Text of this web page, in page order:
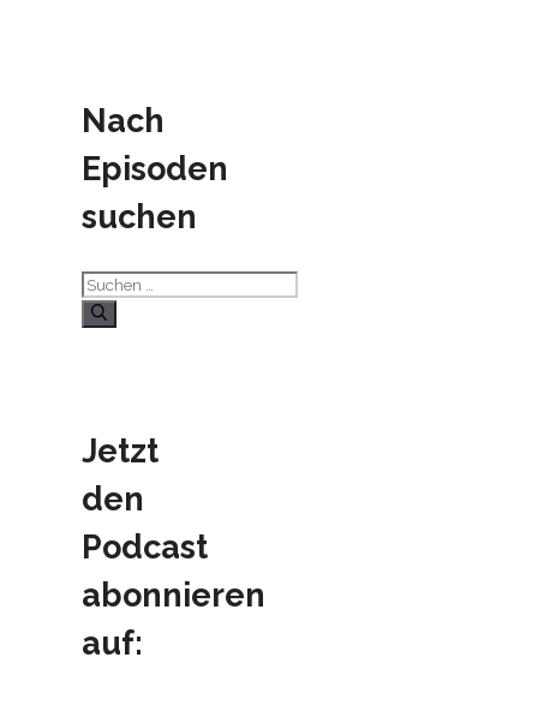
Nach
Episoden
suchen
Suchen
nach:
Jetzt
den
Podcast
abonnieren
auf: